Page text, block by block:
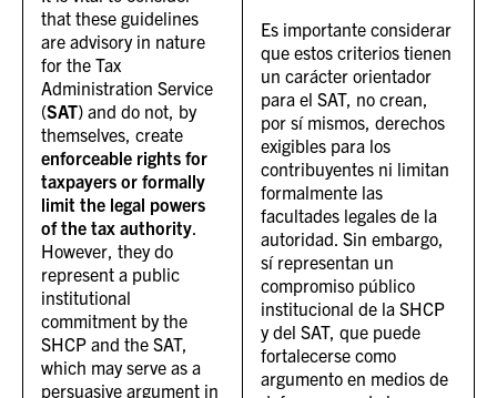
that these guidelines
are advisory in nature
for the Tax
Administration Service
(SAT) and do not, by
themselves, create
enforceable rights for
taxpayers or formally
limit the legal powers
of the tax authority.
However, they do
represent a public
institutional
commitment by the
SHCP and the SAT,
which may serve as a
persuasive argument in
Es importante considerar
que estos criterios tienen
un carácter orientador
para el SAT, no crean,
por sí mismos, derechos
exigibles para los
contribuyentes ni limitan
formalmente las
facultades legales de la
autoridad. Sin embargo,
sí representan un
compromiso público
institucional de la SHCP
y del SAT, que puede
fortalecerse como
argumento en medios de